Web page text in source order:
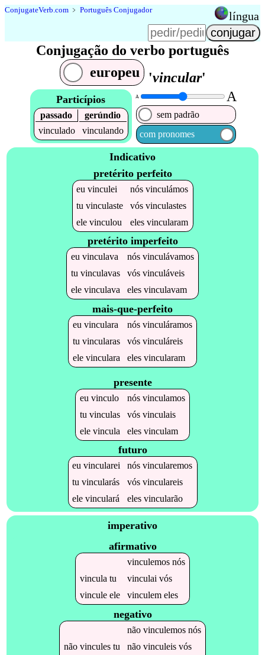
ConjugateVerb.com ﹥ Português Conjugador língua
Conjugação do verbo português
europeu
'vincular'
Particípios
passado
gerúndio
vinculado
vinculando
A A
sem padrão
com pronomes
Indicativo
pretérito perfeito
euvinculei nósvinculámos
tuvinculaste vósvinculastes
elevinculou elesvincularam
pretérito imperfeito
eu vinculava nós vinculávamos
tu vinculavas vós vinculáveis
ele vinculava eles vinculavam
mais-que-perfeito
eu vinculara nós vinculáramos
tu vincularas vós vinculáreis
ele vinculara eles vincularam
presente
eu vinculo nós vinculamos
tu vinculas vós vinculais
ele vincula eles vinculam
futuro
euvincularei nósvincularemos
tuvincularás vósvinculareis
elevinculará elesvincularão
imperativo
afirmativo
vinculemosnós
vincula tu vinculai vós
vinculeele vinculemeles
negativo
não vinculemosnós
não vinculestu não vinculeisvós